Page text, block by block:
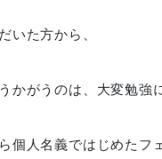
いた方から、
かがうのは、大変勉強
個人名義ではじめたフ